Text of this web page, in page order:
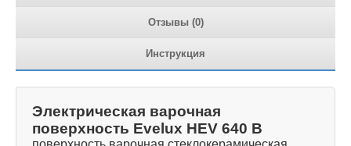
Отзывы (0)
Инструкция
Электрическая варочная
поверхность Evelux HEV 640 B